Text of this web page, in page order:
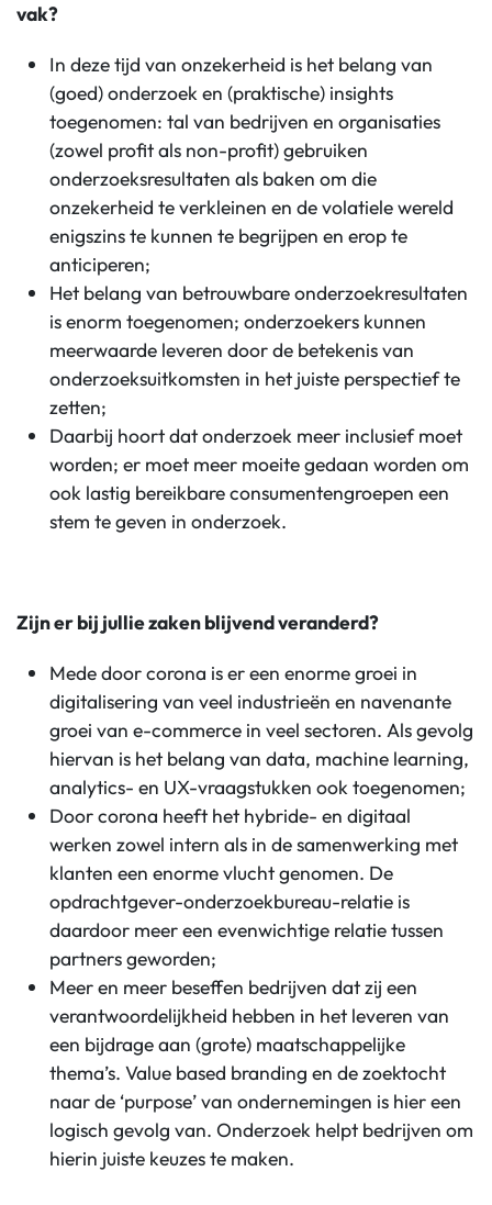
vak?
In deze tijd van onzekerheid is het belang van
(goed) onderzoek en (praktische) insights
toegenomen: tal van bedrijven en organisaties
(zowel profit als non-profit) gebruiken
onderzoeksresultaten als baken om die
onzekerheid te verkleinen en de volatiele wereld
enigszins te kunnen te begrijpen en erop te
anticiperen;
Het belang van betrouwbare onderzoekresultaten
is enorm toegenomen; onderzoekers kunnen
meerwaarde leveren door de betekenis van
onderzoeksuitkomsten in het juiste perspectief te
zetten;
Daarbij hoort dat onderzoek meer inclusief moet
worden; er moet meer moeite gedaan worden om
ook lastig bereikbare consumentengroepen een
stem te geven in onderzoek.
Zijn er bij jullie zaken blijvend veranderd?
Mede door corona is er een enorme groei in
digitalisering van veel industrieën en navenante
groei van e-commerce in veel sectoren. Als gevolg
hiervan is het belang van data, machine learning,
analytics- en UX-vraagstukken ook toegenomen;
Door corona heeft het hybride- en digitaal
werken zowel intern als in de samenwerking met
klanten een enorme vlucht genomen. De
opdrachtgever-onderzoekbureau-relatie is
daardoor meer een evenwichtige relatie tussen
partners geworden;
Meer en meer beseffen bedrijven dat zij een
verantwoordelijkheid hebben in het leveren van
een bijdrage aan (grote) maatschappelijke
thema’s. Value based branding en de zoektocht
naar de ‘purpose’ van ondernemingen is hier een
logisch gevolg van. Onderzoek helpt bedrijven om
hierin juiste keuzes te maken.